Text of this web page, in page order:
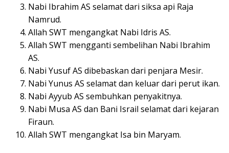
Nabi Ibrahim AS selamat dari siksa api Raja
Namrud.
Allah SWT mengangkat Nabi Idris AS.
Allah SWT mengganti sembelihan Nabi Ibrahim
AS.
Nabi Yusuf AS dibebaskan dari penjara Mesir.
Nabi Yunus AS selamat dan keluar dari perut ikan.
Nabi Ayyub AS sembuhkan penyakitnya.
Nabi Musa AS dan Bani Israil selamat dari kejaran
Firaun.
Allah SWT mengangkat Isa bin Maryam.